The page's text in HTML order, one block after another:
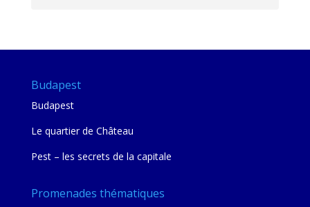
Budapest
Budapest
Le quartier de Château
Pest – les secrets de la capitale
Promenades thématiques